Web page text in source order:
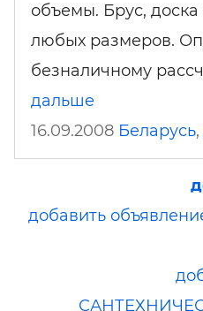
объемы. Брус,
любых размеров.
безналичному
дальше
16.09.2008 Беларусь,
добавить